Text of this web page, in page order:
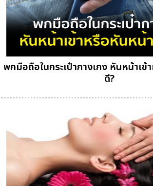
พกมือถือในกระเป๋ากางเกง หันหน้าเ
ดี?